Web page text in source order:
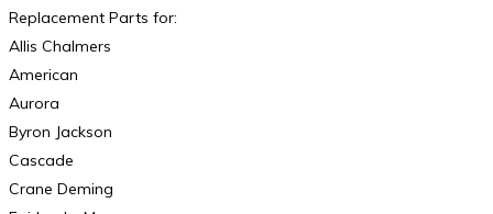
Replacement Parts for:
Allis Chalmers
American
Aurora
Byron Jackson
Cascade
Crane Deming